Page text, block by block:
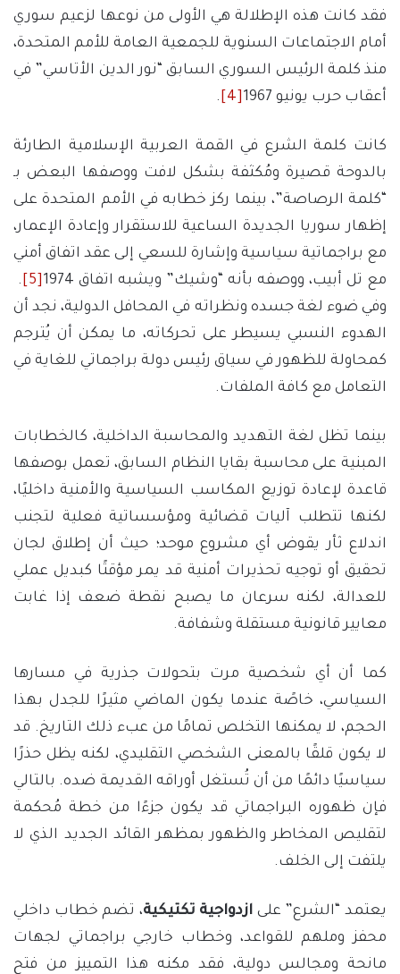
فقد كانت هذه الإطلالة هي الأولى من نوعها لزعيم سوري
أمام الاجتماعات السنوية للجمعية العامة للأمم المتحدة،
منذ كلمة الرئيس السوري السابق “نور الدين الأتاسي” في
أعقاب حرب يونيو 1967
.
كانت كلمة الشرع في القمة العربية الإسلامية الطارئة
بالدوحة قصيرة ومُكثفة بشكل لافت ووصفها البعض بـ
“كلمة الرصاصة”، بينما ركز خطابه في الأمم المتحدة على
إظهار سوريا الجديدة الساعية للاستقرار وإعادة الإعمار،
مع براجماتية سياسية وإشارة للسعي إلى عقد اتفاق أمني
مع تل أبيب، ووصفه بأنه “وشيك” ويشبه اتفاق 1974
.
وفي ضوء لغة جسده ونظراته في المحافل الدولية، نجد أن
الهدوء النسبي يسيطر على تحركاته، ما يمكن أن يُترجم
كمحاولة للظهور في سياق رئيس دولة براجماتي للغاية في
التعامل مع كافة الملفات.
بينما تظل لغة التهديد والمحاسبة الداخلية، كالخطابات
المبنية على محاسبة بقايا النظام السابق، تعمل بوصفها
قاعدة لإعادة توزيع المكاسب السياسية والأمنية داخليًا،
لكنها تتطلب آليات قضائية ومؤسساتية فعلية لتجنب
اندلاع ثأر يقوض أي مشروع موحد؛ حيث أن إطلاق لجان
تحقيق أو توجيه تحذيرات أمنية قد يمر مؤقتًا كبديل عملي
للعدالة، لكنه سرعان ما يصبح نقطة ضعف إذا غابت
معايير قانونية مستقلة وشفافة.
كما أن أي شخصية مرت بتحولات جذرية في مسارها
السياسي، خاصًة عندما يكون الماضي مثيرًا للجدل بهذا
الحجم، لا يمكنها التخلص تمامًا من عبء ذلك التاريخ. قد
لا يكون قلقًا بالمعنى الشخصي التقليدي، لكنه يظل حذرًا
سياسيًا دائمًا من أن تُستغل أوراقه القديمة ضده. بالتالي
فإن ظهوره البراجماتي قد يكون جزءًا من خطة مُحكمة
لتقليص المخاطر والظهور بمظهر القائد الجديد الذي لا
يلتفت إلى الخلف.
يعتمد “الشرع” على ازدواجية تكتيكية، تضم خطاب داخلي
محفز وملهم للقواعد، وخطاب خارجي براجماتي لجهات
مانحة ومجالس دولية، فقد مكنه هذا التمييز من فتح